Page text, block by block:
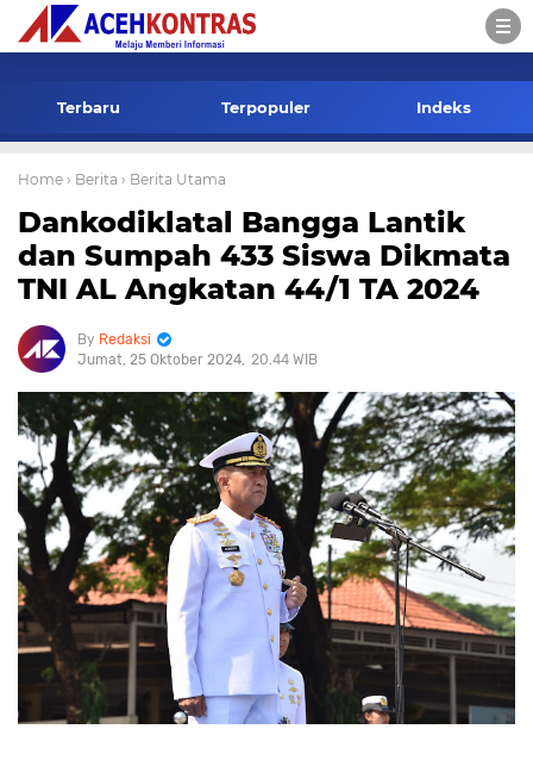
Terbaru Terpopuler Indeks
Home › Berita › Berita Utama
Dankodiklatal Bangga Lantik
dan Sumpah 433 Siswa Dikmata
TNI AL Angkatan 44/1 TA 2024
Redaksi
Jumat, 25 Oktober 2024 20.44 WIB